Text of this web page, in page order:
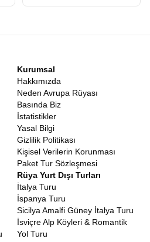
kapsayan geniş bir rota
konaklamalı bu devasa rota,
verir. Farklı birçok ülkeyi
ve böylelikle gezgin
sağlar.
hazinelerle dolu ve Büyük Britanya,
biridir. İster tarih
ister sadece yeni kültürler tanımak
sizi mutlu edecek bir şeyler
yılların verdiği tecrübe ve
size sadece valizinizi
sunuyor.İngiltere Turu
ayrı planlanması zor olan rotaları
keyifle gezmek içinAvrupa
sizleri bekliyor.
Kurumsal
Hakkımızda
Neden Avrupa Rüyası
Basında Biz
İstatistikler
Yasal Bilgi
Gizlilik Politikası
Kişisel Verilerin Korunması
Paket Tur Sözleşmesi
Rüya Yurt Dışı Turları
İtalya Turu
İspanya Turu
Sicilya Amalfi Güney İtalya Turu
İsviçre Alp Köyleri & Romantik
Yol Turu